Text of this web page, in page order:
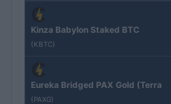
Kinza Babylon Staked BTC
(KBTC)
Eureka Bridged PAX Gold (Terra
(PAXG)